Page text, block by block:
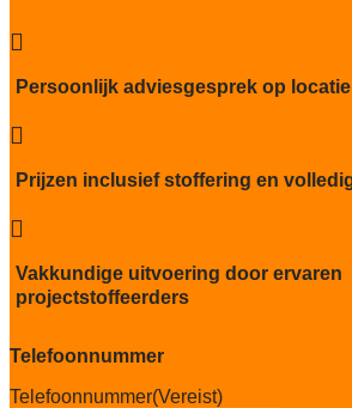

Persoonlijk adviesgesprek op locatie

Prijzen inclusief stoffering en

Vakkundige uitvoering door ervaren
projectstoffeerders
Telefoonnummer
Telefoonnummer(Vereist)